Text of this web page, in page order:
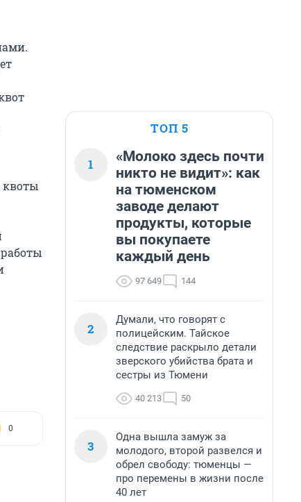
квоты
0
ТОП 5
1
«Молоко здесь почти
никто не видит»: как
на тюменском
заводе делают
продукты, которые
вы покупаете
каждый день
97 649 144
2
Думали, что говорят с
полицейским. Тайское
следствие раскрыло детали
зверского убийства брата и
сестры из Тюмени
40 213 50
3
Одна вышла замуж за
молодого, второй развелся и
обрел свободу: тюменцы —
про перемены в жизни после
40 лет